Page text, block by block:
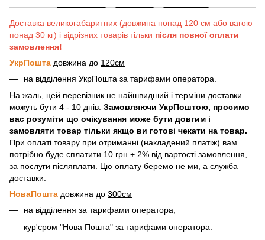
Доставка великогабаритних (довжина понад 120 см або вагою
понад 30 кг) і відрізних товарів тільки після повної оплати
замовлення!
УкрПошта довжина до 120см
на відділення УкрПошта за тарифами оператора.
На жаль, цей перевізник не найшвидший і терміни доставки
можуть бути 4 - 10 днів. Замовляючи УкрПоштою, просимо
вас розуміти що очікування може бути довгим і
замовляти товар тільки якщо ви готові чекати на товар.
При оплаті товару при отриманні (накладений платіж) вам
потрібно буде сплатити 10 грн + 2% від вартості замовлення,
за послуги післяплати. Цю оплату беремо не ми, а служба
доставки.
НоваПошта довжина до 300см
на відділення за тарифами оператора;
кур'єром "Нова Пошта" за тарифами оператора.